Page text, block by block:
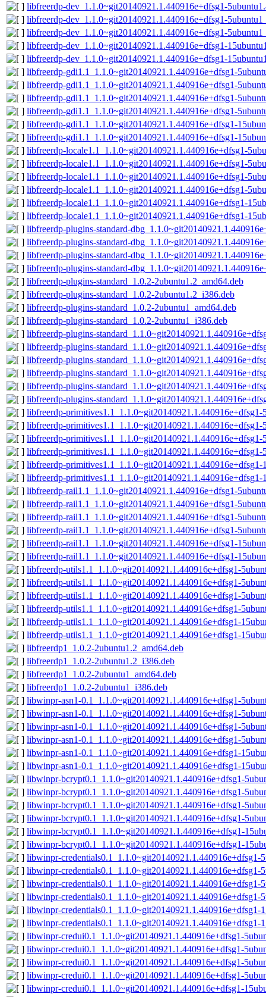
libfreerdp-dev_1.1.0~git20140921.1.440916e+dfsg1-
libfreerdp-dev_1.1.0~git20140921.1.440916e+dfsg1-
libfreerdp-dev_1.1.0~git20140921.1.440916e+dfsg1-
libfreerdp-dev_1.1.0~git20140921.1.440916e+dfsg1-
libfreerdp-dev_1.1.0~git20140921.1.440916e+dfsg1-
libfreerdp-gdi1.1_1.1.0~git20140921.1.440916e+dfsg1-
libfreerdp-gdi1.1_1.1.0~git20140921.1.440916e+dfsg1-
libfreerdp-gdi1.1_1.1.0~git20140921.1.440916e+dfsg1-
libfreerdp-gdi1.1_1.1.0~git20140921.1.440916e+dfsg1-
libfreerdp-gdi1.1_1.1.0~git20140921.1.440916e+dfsg1-
libfreerdp-gdi1.1_1.1.0~git20140921.1.440916e+dfsg1-
libfreerdp-locale1.1_1.1.0~git20140921.1.440916e+dfsg1-
libfreerdp-locale1.1_1.1.0~git20140921.1.440916e+dfsg1-
libfreerdp-locale1.1_1.1.0~git20140921.1.440916e+dfsg1-
libfreerdp-locale1.1_1.1.0~git20140921.1.440916e+dfsg1-
libfreerdp-locale1.1_1.1.0~git20140921.1.440916e+dfsg1-
libfreerdp-locale1.1_1.1.0~git20140921.1.440916e+dfsg1-
libfreerdp-plugins-standard-
libfreerdp-plugins-standard-
libfreerdp-plugins-standard-
libfreerdp-plugins-standard-
libfreerdp-plugins-standard_1.0.2-2ubuntu1.2_amd64.deb
libfreerdp-plugins-standard_1.0.2-2ubuntu1.2_i386.deb
libfreerdp-plugins-standard_1.0.2-2ubuntu1_amd64.deb
libfreerdp-plugins-standard_1.0.2-2ubuntu1_i386.deb
libfreerdp-plugins-
libfreerdp-plugins-
libfreerdp-plugins-
libfreerdp-plugins-
libfreerdp-plugins-
libfreerdp-plugins-
libfreerdp-primitives1.1_1.1.0~git20140921.1.440916e+dfsg1-
libfreerdp-primitives1.1_1.1.0~git20140921.1.440916e+dfsg1-
libfreerdp-primitives1.1_1.1.0~git20140921.1.440916e+dfsg1-
libfreerdp-primitives1.1_1.1.0~git20140921.1.440916e+dfsg1-
libfreerdp-primitives1.1_1.1.0~git20140921.1.440916e+dfsg1-
libfreerdp-primitives1.1_1.1.0~git20140921.1.440916e+dfsg1-
libfreerdp-rail1.1_1.1.0~git20140921.1.440916e+dfsg1-
libfreerdp-rail1.1_1.1.0~git20140921.1.440916e+dfsg1-
libfreerdp-rail1.1_1.1.0~git20140921.1.440916e+dfsg1-
libfreerdp-rail1.1_1.1.0~git20140921.1.440916e+dfsg1-
libfreerdp-rail1.1_1.1.0~git20140921.1.440916e+dfsg1-
libfreerdp-rail1.1_1.1.0~git20140921.1.440916e+dfsg1-
libfreerdp-utils1.1_1.1.0~git20140921.1.440916e+dfsg1-
libfreerdp-utils1.1_1.1.0~git20140921.1.440916e+dfsg1-
libfreerdp-utils1.1_1.1.0~git20140921.1.440916e+dfsg1-
libfreerdp-utils1.1_1.1.0~git20140921.1.440916e+dfsg1-
libfreerdp-utils1.1_1.1.0~git20140921.1.440916e+dfsg1-
libfreerdp-utils1.1_1.1.0~git20140921.1.440916e+dfsg1-
libfreerdp1_1.0.2-2ubuntu1.2_amd64.deb
libfreerdp1_1.0.2-2ubuntu1.2_i386.deb
libfreerdp1_1.0.2-2ubuntu1_amd64.deb
libfreerdp1_1.0.2-2ubuntu1_i386.deb
libwinpr-asn1-0.1_1.1.0~git20140921.1.440916e+dfsg1-
libwinpr-asn1-0.1_1.1.0~git20140921.1.440916e+dfsg1-
libwinpr-asn1-0.1_1.1.0~git20140921.1.440916e+dfsg1-
libwinpr-asn1-0.1_1.1.0~git20140921.1.440916e+dfsg1-
libwinpr-asn1-0.1_1.1.0~git20140921.1.440916e+dfsg1-
libwinpr-asn1-0.1_1.1.0~git20140921.1.440916e+dfsg1-
libwinpr-bcrypt0.1_1.1.0~git20140921.1.440916e+dfsg1-
libwinpr-bcrypt0.1_1.1.0~git20140921.1.440916e+dfsg1-
libwinpr-bcrypt0.1_1.1.0~git20140921.1.440916e+dfsg1-
libwinpr-bcrypt0.1_1.1.0~git20140921.1.440916e+dfsg1-
libwinpr-bcrypt0.1_1.1.0~git20140921.1.440916e+dfsg1-
libwinpr-bcrypt0.1_1.1.0~git20140921.1.440916e+dfsg1-
libwinpr-credentials0.1_1.1.0~git20140921.1.440916e+dfsg1-
libwinpr-credentials0.1_1.1.0~git20140921.1.440916e+dfsg1-
libwinpr-credentials0.1_1.1.0~git20140921.1.440916e+dfsg1-
libwinpr-credentials0.1_1.1.0~git20140921.1.440916e+dfsg1-
libwinpr-credentials0.1_1.1.0~git20140921.1.440916e+dfsg1-
libwinpr-credentials0.1_1.1.0~git20140921.1.440916e+dfsg1-
libwinpr-credui0.1_1.1.0~git20140921.1.440916e+dfsg1-
libwinpr-credui0.1_1.1.0~git20140921.1.440916e+dfsg1-
libwinpr-credui0.1_1.1.0~git20140921.1.440916e+dfsg1-
libwinpr-credui0.1_1.1.0~git20140921.1.440916e+dfsg1-
libwinpr-credui0.1_1.1.0~git20140921.1.440916e+dfsg1-